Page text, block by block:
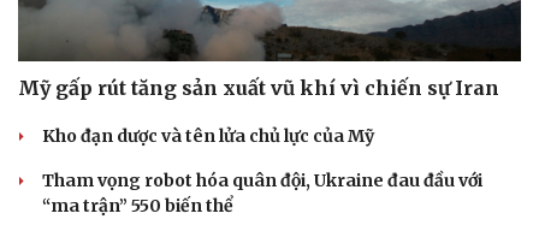
Mỹ gấp rút tăng sản xuất vũ khí vì chiến sự Iran
Kho đạn dược và tên lửa chủ lực của Mỹ
Tham vọng robot hóa quân đội, Ukraine đau đầu với
“ma trận” 550 biến thể